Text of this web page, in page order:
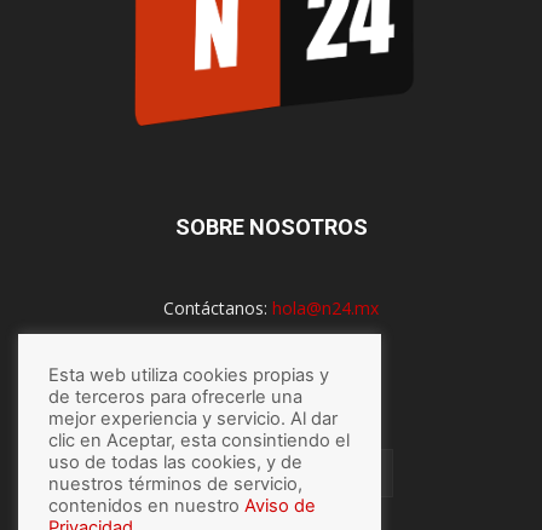
SOBRE NOSOTROS
Contáctanos: hola@n24.mx
SÍGUENOS
Esta web utiliza cookies propias y
de terceros para ofrecerle una
mejor experiencia y servicio. Al dar
clic en Aceptar, esta consintiendo el
uso de todas las cookies, y de
nuestros términos de servicio,
contenidos en nuestro Aviso de